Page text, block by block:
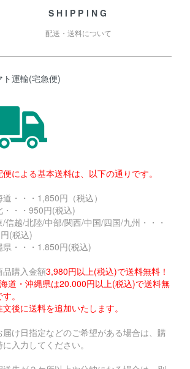
SHIPPING
配送・送料について
ト運輸(宅急便)
便による基本送料は、以下の通りです。
道・・・1,850円（税込）
・・・950円(税込)
/信越/北陸/中部/関西/中国/四国/九州・・・
(税込)
県・・・1.850円(税込)
購入金額3,980円以上(税込)で送料無料！
道・沖縄県は20.000円以上(税込)で送料無
。
文後に送料を追加いたします。
け日指定などのご希望がある場合は、購
に入力してください。